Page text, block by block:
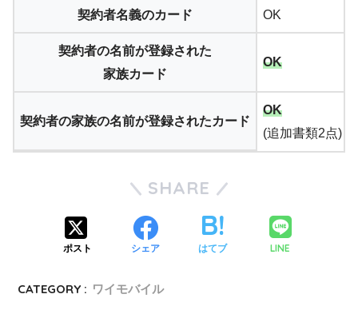
契約者名義のカード OK
契約者の名前が登録された
家族カード
OK
契約者の家族の名前が登録されたカード
OK
(追加書類2点)
SHARE
ポスト シェア はてブ LINE
CATEGORY : ワイモバイル